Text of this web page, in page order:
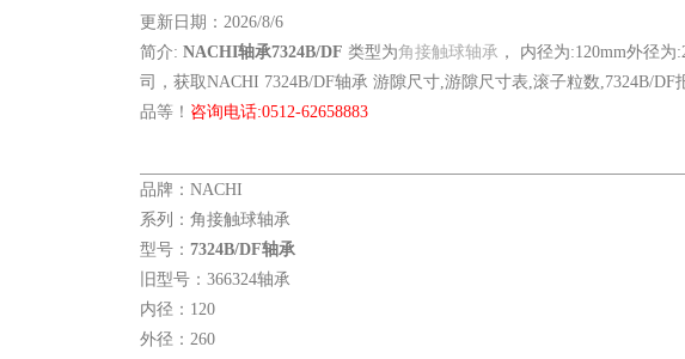
更新日期：2026/8/6
简介: NACHI轴承7324B/DF 类型为角接触球轴承 ， 内径为:120mm外径
司，获取NACHI 7324B/DF轴承 游隙尺寸,游隙尺寸表,滚子粒数,7324B/
品等！ 咨询电话:0512-62658883
品牌：NACHI
系列：角接触球轴承
型号： 7324B/DF轴承
旧型号：366324轴承
内径：120
外径：260